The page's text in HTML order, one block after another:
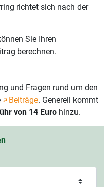
richtet sich nach der
Sie Ihren
berechnen.
und Fragen rund um den
Beiträge. Generell kommt
von 14 Euro hinzu.